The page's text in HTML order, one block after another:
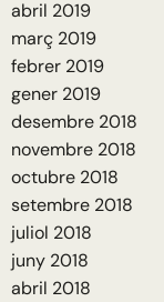
abril 2019
març 2019
febrer 2019
gener 2019
desembre 2018
novembre 2018
octubre 2018
setembre 2018
juliol 2018
juny 2018
abril 2018